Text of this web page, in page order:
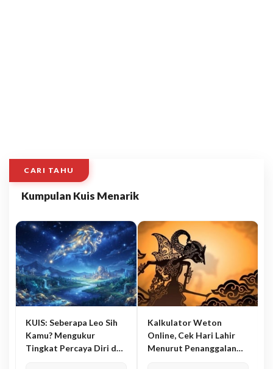
CARI TAHU
Kumpulan Kuis Menarik
KUIS: Seberapa Leo Sih
Kamu? Mengukur
Tingkat Percaya Diri dan
Kalkulator Weton
Online, Cek Hari Lahir
Menurut Penanggalan